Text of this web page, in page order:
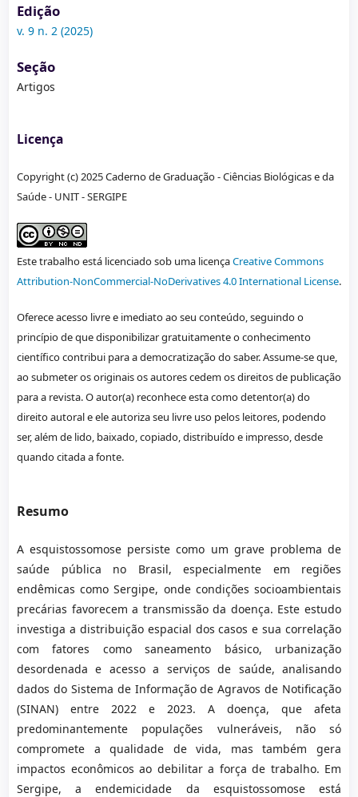
Edição
v. 9 n. 2 (2025)
Seção
Artigos
Licença
Copyright (c) 2025 Caderno de Graduação - Ciências Biológicas e da
Saúde - UNIT - SERGIPE
Este trabalho está licenciado sob uma licençaCreative Commons
Attribution-NonCommercial-NoDerivatives 4.0 International License.
Oferece acesso livre e imediato ao seu conteúdo, seguindo o
princípio de que disponibilizar gratuitamente o conhecimento
científico contribui para a democratização do saber. Assume-se que,
ao submeter os originais os autores cedem os direitos de publicação
para a revista. O autor(a) reconhece esta como detentor(a) do
direito autoral e ele autoriza seu livre uso pelos leitores, podendo
ser, além de lido, baixado, copiado, distribuído e impresso, desde
quando citada a fonte.
Resumo
A esquistossomose persiste como um grave problema de
saúde pública no Brasil, especialmente em regiões
endêmicas como Sergipe, onde condições socioambientais
precárias favorecem a transmissão da doença. Este estudo
investiga a distribuição espacial dos casos e sua correlação
com fatores como saneamento básico, urbanização
desordenada e acesso a serviços de saúde, analisando
dados do Sistema de Informação de Agravos de Notificação
(SINAN) entre 2022 e 2023. A doença, que afeta
predominantemente populações vulneráveis, não só
compromete a qualidade de vida, mas também gera
impactos econômicos ao debilitar a força de trabalho. Em
Sergipe, a endemicidade da esquistossomose está